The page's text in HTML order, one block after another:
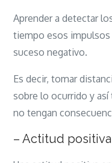
Aprender a detectar
tiempo esos
suceso negativo.
Es decir, tomar
sobre lo ocurrido y
no tengan
– Actitud positiva